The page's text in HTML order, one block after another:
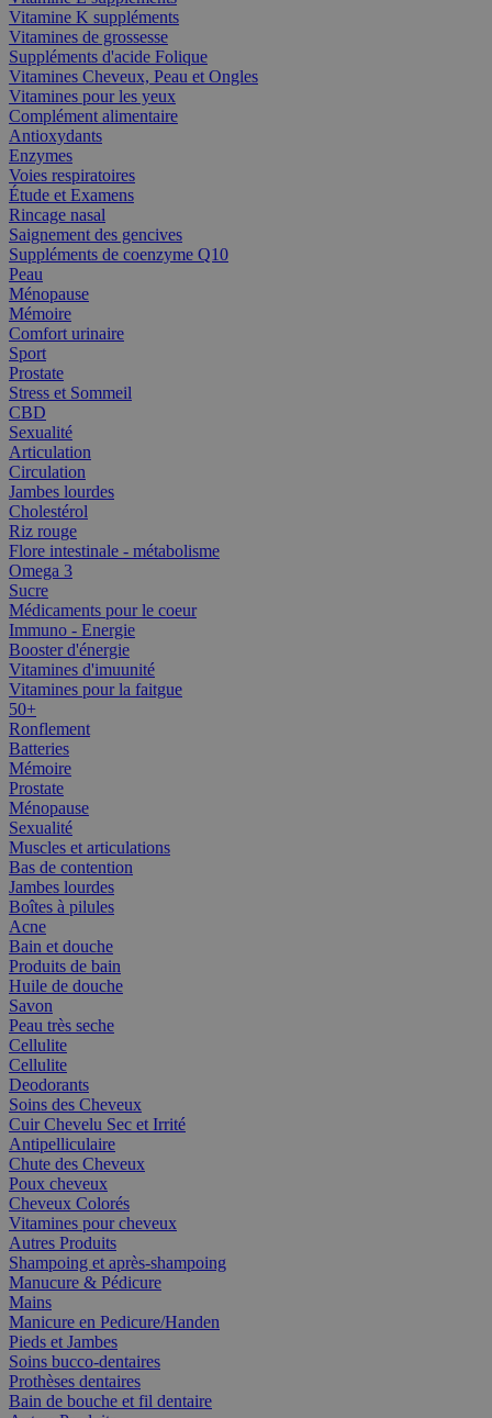
Vitamine K suppléments
Vitamines de grossesse
Suppléments d'acide Folique
Vitamines Cheveux, Peau et Ongles
Vitamines pour les yeux
Complément alimentaire
Antioxydants
Enzymes
Voies respiratoires
Étude et Examens
Rincage nasal
Saignement des gencives
Suppléments de coenzyme Q10
Peau
Ménopause
Mémoire
Comfort urinaire
Sport
Prostate
Stress et Sommeil
CBD
Sexualité
Articulation
Circulation
Jambes lourdes
Cholestérol
Riz rouge
Flore intestinale - métabolisme
Omega 3
Sucre
Médicaments pour le coeur
Immuno - Energie
Booster d'énergie
Vitamines d'imuunité
Vitamines pour la faitgue
50+
Ronflement
Batteries
Mémoire
Prostate
Ménopause
Sexualité
Muscles et articulations
Bas de contention
Jambes lourdes
Boîtes à pilules
Acne
Bain et douche
Produits de bain
Huile de douche
Savon
Peau très seche
Cellulite
Cellulite
Deodorants
Soins des Cheveux
Cuir Chevelu Sec et Irrité
Antipelliculaire
Chute des Cheveux
Poux cheveux
Cheveux Colorés
Vitamines pour cheveux
Autres Produits
Shampoing et après-shampoing
Manucure & Pédicure
Mains
Manicure en Pedicure/Handen
Pieds et Jambes
Soins bucco-dentaires
Prothèses dentaires
Bain de bouche et fil dentaire